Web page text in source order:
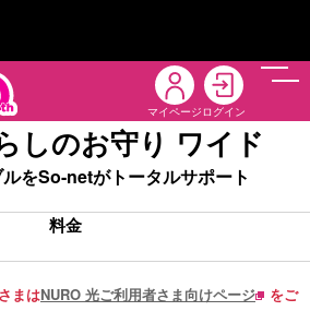
マイページ ログイン
メニ
しのお守り ワイド
をSo-netがトータルサポート
料金
まはNURO 光ご利用者さま向けページ
をご